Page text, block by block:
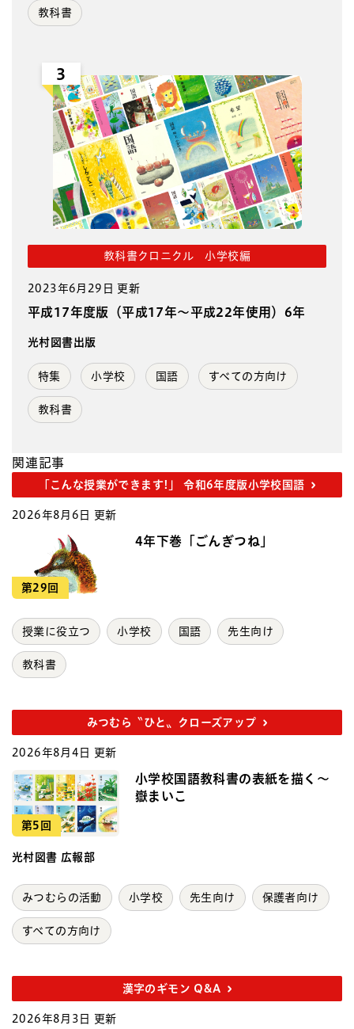
教科書
3
教科書クロニクル 小学校編
2023年6月29日 更新
平成17年度版（平成17年～平成22年使用）6年
光村図書出版
特集 小学校 国語 すべての方向け
教科書
関連記事
「こんな授業ができます!」 令和6年度版小学校国語
2026年8月6日 更新
第29回
4年下巻「ごんぎつね」
授業に役立つ 小学校 国語 先生向け
教科書
みつむら〝ひと〟クローズアップ
2026年8月4日 更新
第5回
小学校国語教科書の表紙を描く～
嶽まいこ
光村図書 広報部
みつむらの活動 小学校 先生向け 保護者向け
すべての方向け
漢字のギモン Q&A
2026年8月3日 更新